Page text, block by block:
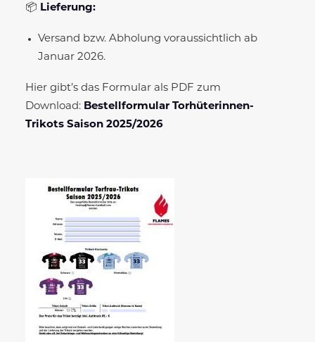
📦 Lieferung:
Versand bzw. Abholung voraussichtlich ab
Januar 2026.
Hier gibt’s das Formular als PDF zum
Download: Bestellformular Torhüterinnen-
Trikots Saison 2025/2026